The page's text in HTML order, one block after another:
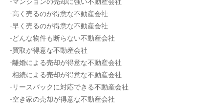
高く売るのが得意な不動産会社
早く売るのが得意な不動産会社
どんな物件も断らない不動産会社
買取が得意な不動産会社
離婚による売却が得意な不動産会社
相続による売却が得意な不動産会社
リースバックに対応できる不動産会社
空き家の売却が得意な不動産会社